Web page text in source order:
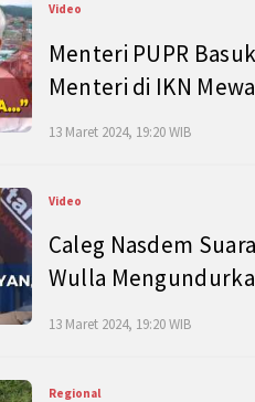
Video
Menteri PUPR
Menteri di IKN
13 Maret 2024, 19:20 WIB
Video
Caleg Nasdem
Wulla
13 Maret 2024, 19:20 WIB
Regional